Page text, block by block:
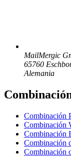
MailMergic
65760
Alemania
Combinación
Combinación
Combinación
Combinación
Combinación